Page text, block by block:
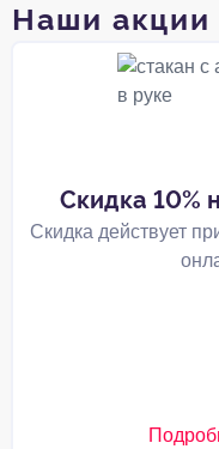
Наши акции
Скидка 10%
Скидка действует